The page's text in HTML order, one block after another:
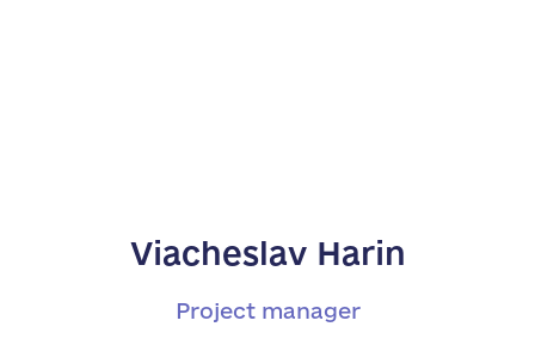
Viacheslav Harin
Project manager